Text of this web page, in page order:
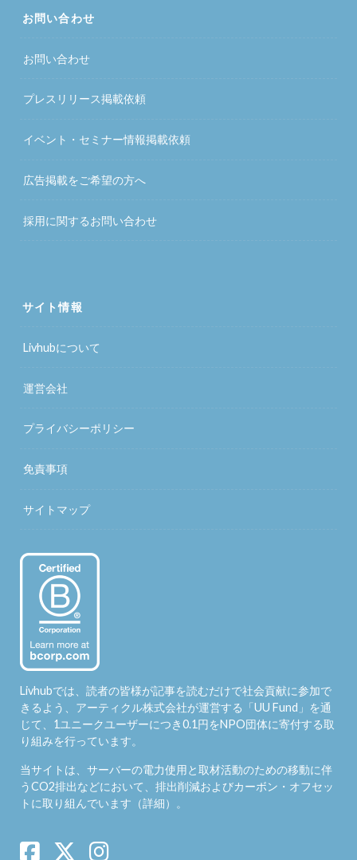
お問い合わせ
お問い合わせ
プレスリリース掲載依頼
イベント・セミナー情報掲載依頼
広告掲載をご希望の方へ
採用に関するお問い合わせ
サイト情報
Livhubについて
運営会社
プライバシーポリシー
免責事項
サイトマップ
Livhubでは、読者の皆様が記事を読むだけで社会貢献に参加で
きるよう、アーティクル株式会社が運営する「UU Fund 」を通
じて、1ユニークユーザーにつき0.1円をNPO団体に寄付する取
り組みを行っています。
当サイトは、サーバーの電力使用と取材活動のための移動に伴
うCO2排出などにおいて、排出削減およびカーボン・オフセッ
トに取り組んでいます（詳細）。